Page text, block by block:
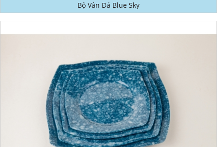
Bộ Vân Đá Blue Sky